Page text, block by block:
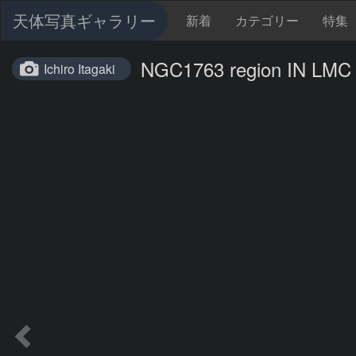
天体写真ギャラリー 新着 カテゴリー 特集
Ichiro Itagaki NGC1763 region IN LMC